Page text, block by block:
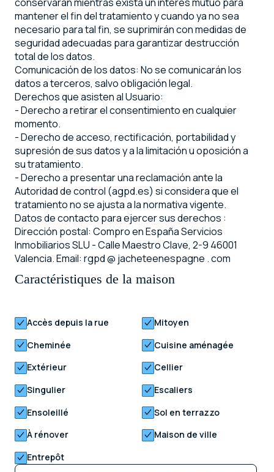
mantener el fin del tratamiento y cuando ya no sea
necesario para tal fin, se suprimirán con medidas de
seguridad adecuadas para garantizar destrucción
total de los datos.
Comunicación de los datos: No se comunicarán los
datos a terceros, salvo obligación legal.
Derechos que asisten al Usuario:
- Derecho a retirar el consentimiento en cualquier
momento.
- Derecho de acceso, rectificación, portabilidad y
supresión de sus datos y a la limitación u oposición a
su tratamiento.
- Derecho a presentar una reclamación ante la
Autoridad de control (agpd.es) si considera que el
tratamiento no se ajusta a la normativa vigente.
Datos de contacto para ejercer sus derechos :
Dirección postal: Compro en España Servicios
Inmobiliarios SLU - Calle Maestro Clave, 2-9 46001
Valencia. Email: rgpd @ jacheteenespagne . com
Caractéristiques de la maison
Accès depuis la rue
Mitoyen
Cheminée
Cuisine aménagée
Extérieur
Cellier
Singulier
Escaliers
Ensoleillé
Sol en terrazzo
À rénover
Maison de ville
Entrepôt